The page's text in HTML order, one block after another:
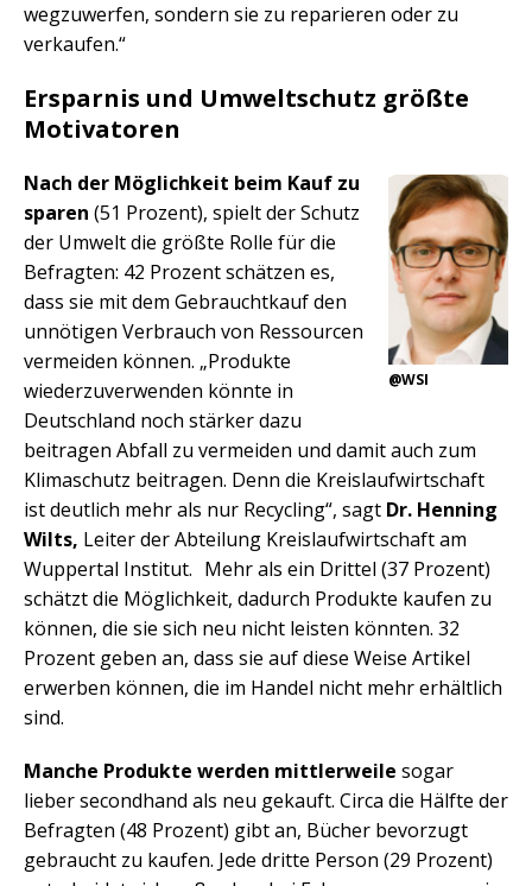
wegzuwerfen, sondern sie zu reparieren oder zu
verkaufen.“
Ersparnis und Umweltschutz größte
Motivatoren
@WSI
Nach der Möglichkeit beim Kauf zu
sparen (51 Prozent), spielt der Schutz
der Umwelt die größte Rolle für die
Befragten: 42 Prozent schätzen es,
dass sie mit dem Gebrauchtkauf den
unnötigen Verbrauch von Ressourcen
vermeiden können. „Produkte
wiederzuverwenden könnte in
Deutschland noch stärker dazu
beitragen Abfall zu vermeiden und damit auch zum
Klimaschutz beitragen. Denn die Kreislaufwirtschaft
ist deutlich mehr als nur Recycling“, sagt Dr. Henning
Wilts, Leiter der Abteilung Kreislaufwirtschaft am
Wuppertal Institut. Mehr als ein Drittel (37 Prozent)
schätzt die Möglichkeit, dadurch Produkte kaufen zu
können, die sie sich neu nicht leisten könnten. 32
Prozent geben an, dass sie auf diese Weise Artikel
erwerben können, die im Handel nicht mehr erhältlich
sind.
Manche Produkte werden mittlerweile sogar
lieber secondhand als neu gekauft. Circa die Hälfte der
Befragten (48 Prozent) gibt an, Bücher bevorzugt
gebraucht zu kaufen. Jede dritte Person (29 Prozent)